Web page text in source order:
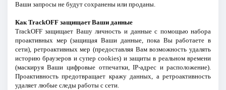
Ваши запросы не будут сохранены или проданы.
Как TrackOFF защищает Ваши данные
TrackOFF защищает Вашу личность и данные с помощью набора
проактивных мер (защищая Ваши данные, пока Вы работаете в
сети), ретроактивных мер (предоставляя Вам возможность удалять
историю браузеров и супер cookies) и защиты в реальном времени
(маскируя Ваши цифровые отпечатки, IP-адрес и расположение).
Проактивность предотвращает кражу данных, а ретроактивность
удаляет любые следы работы с сети.